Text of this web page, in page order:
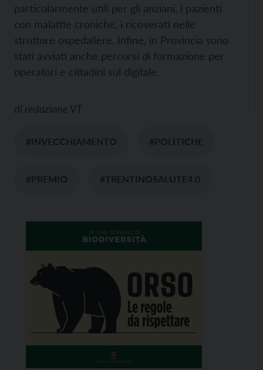
particolarmente utili per gli anziani, i pazienti
con malattie croniche, i ricoverati nelle
strutture ospedaliere. Infine, in Provincia sono
stati avviati anche percorsi di formazione per
operatori e cittadini sul digitale.
di redazione VT
#INVECCHIAMENTO #POLITICHE
#PREMIO #TRENTINOSALUTE4.0